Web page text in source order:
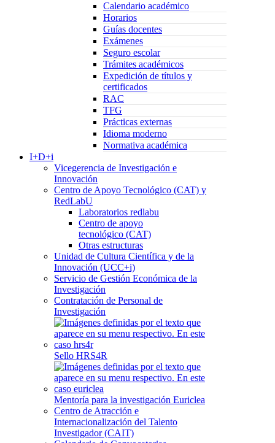
Calendario académico
Horarios
Guías docentes
Exámenes
Seguro escolar
Trámites académicos
Expedición de títulos y
certificados
RAC
TFG
Prácticas externas
Idioma moderno
Normativa académica
I+D+i
Vicegerencia de Investigación e
Innovación
Centro de Apoyo Tecnológico (CAT) y
RedLabU
Laboratorios redlabu
Centro de apoyo
tecnológico (CAT)
Otras estructuras
Unidad de Cultura Científica y de la
Innovación (UCC+i)
Servicio de Gestión Económica de la
Investigación
Contratación de Personal de
Investigación
Sello HRS4R
Mentoría para la investigación Euriclea
Centro de Atracción e
Internacionalización del Talento
Investigador (CAIT)